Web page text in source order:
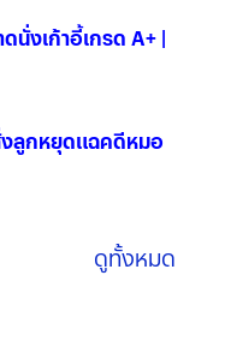
นั่งเก้าอี้เกรด A+ |
งลูกหยุดแฉคดีหมอ
ดูทั้งหมด